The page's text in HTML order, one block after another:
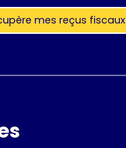
mes reçus fiscaux